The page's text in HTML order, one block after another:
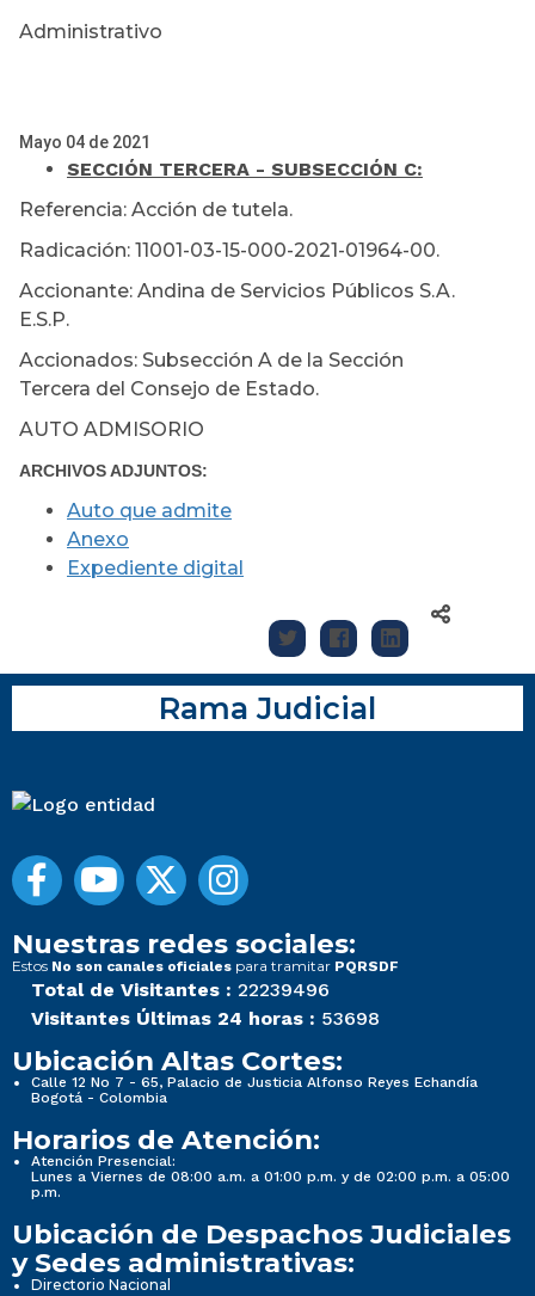
Administrativo
Mayo 04 de 2021
SECCIÓN TERCERA - SUBSECCIÓN C:
Referencia: Acción de tutela.
Radicación: 11001-03-15-000-2021-01964-00.
Accionante: Andina de Servicios Públicos S.A.
E.S.P.
Accionados: Subsección A de la Sección
Tercera del Consejo de Estado.
AUTO ADMISORIO
ARCHIVOS ADJUNTOS:
Auto que admite
Anexo
Expediente digital
Rama Judicial
Nuestras redes sociales:
Estos No son canales oficiales para tramitar PQRSDF
Total de Visitantes : 22239496
Visitantes Últimas 24 horas : 53698
Ubicación Altas Cortes:
Calle 12 No 7 - 65, Palacio de Justicia Alfonso Reyes Echandía
Bogotá - Colombia
Horarios de Atención:
Atención Presencial:
Lunes a Viernes de 08:00 a.m. a 01:00 p.m. y de 02:00 p.m. a 05:00
p.m.
Ubicación de Despachos Judiciales
y Sedes administrativas:
Directorio Nacional